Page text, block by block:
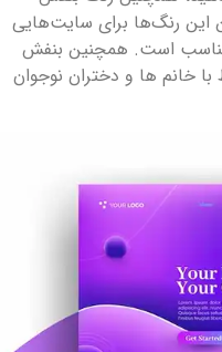
این رنگ‌ها برای سایت‌هایی
مناسب است. همچنین بنفش
خانم ها و دختران نوجوان